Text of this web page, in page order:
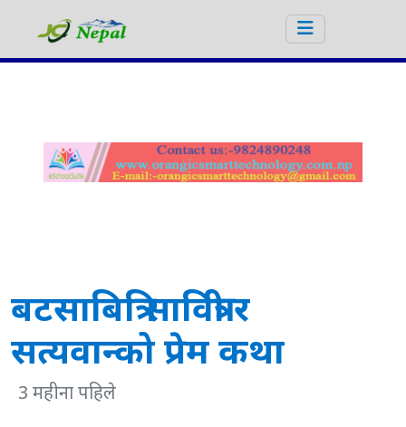
बटसाबित्रि सावित्री र
सत्यवान्को प्रेम कथा
3 महीना पहिले